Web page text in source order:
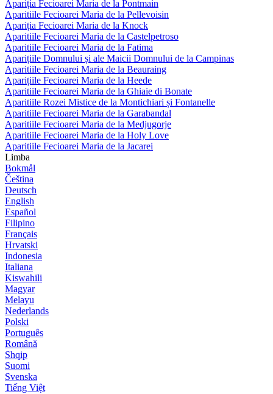
Apariția Fecioarei Maria de la Pontmain
Aparitiile Fecioarei Maria de la Pellevoisin
Apariția Fecioarei Maria de la Knock
Aparitiile Fecioarei Maria de la Castelpetroso
Aparitiile Fecioarei Maria de la Fatima
Aparițiile Domnului și ale Maicii Domnului de la Campinas
Aparitiile Fecioarei Maria de la Beauraing
Aparițiile Fecioarei Maria de la Heede
Aparitiile Fecioarei Maria de la Ghiaie di Bonate
Aparitiile Rozei Mistice de la Montichiari și Fontanelle
Aparitiile Fecioarei Maria de la Garabandal
Aparitiile Fecioarei Maria de la Medjugorje
Aparitiile Fecioarei Maria de la Holy Love
Aparitiile Fecioarei Maria de la Jacarei
Limba
Bokmål
Čeština
Deutsch
English
Español
Filipino
Français
Hrvatski
Indonesia
Italiana
Kiswahili
Magyar
Melayu
Nederlands
Polski
Português
Română
Shqip
Suomi
Svenska
Tiếng Việt